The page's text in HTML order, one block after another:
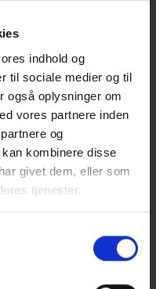
indhold og
til sociale medier og til
også oplysninger om
vores partnere inden
og
kombinere disse
givet dem, eller som
tjenester.
projektløsninger, montage,
produkter.
indsigt, ekspertisei
visualiseringer
i praksis.
komponenter og produkter
arkitektoniske hensyn